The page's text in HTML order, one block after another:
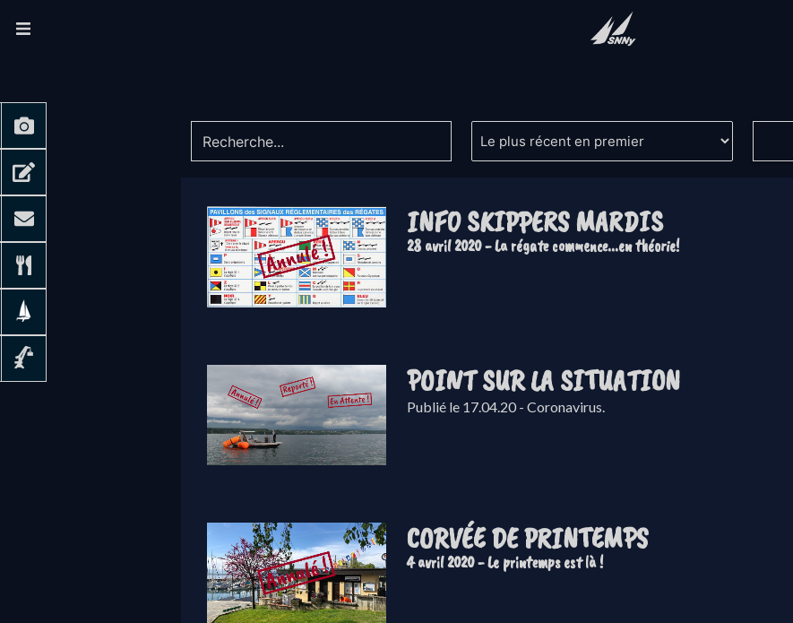
INFO SKIPPERS MARDIS
28 avril 2020 - La régate commence...en théorie!
POINT SUR LA SITUATION
Publié le 17.04.20 - Coronavirus.
CORVÉE DE PRINTEMPS
4 avril 2020 - Le printemps est là !